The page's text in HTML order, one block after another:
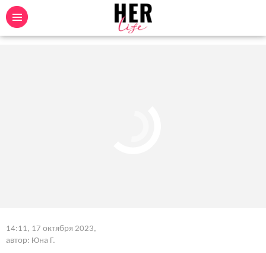
14:11, 17 октября 2023,
автор: Юна Г.